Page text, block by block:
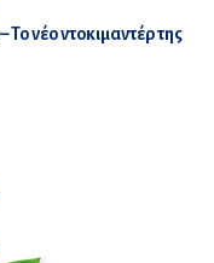
νέο ντοκιμαντέρ της